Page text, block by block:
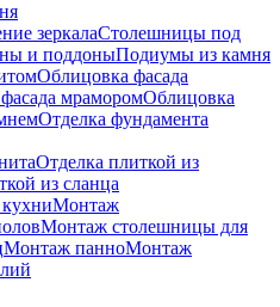
зеркалаСтолешницы под
и поддоныПодиумы из камня
Облицовка фасада
мраморомОблицовка
Отделка фундамента
Отделка плиткой из
из сланца
Монтаж
Монтаж столешницы для
Монтаж панноМонтаж